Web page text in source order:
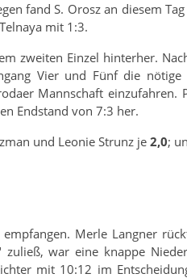
fand S. Orosz an diesem
mit 1:3.
zweiten Einzel hinterher.
Vier und Fünf die
Mannschaft einzufahren.
Endstand von 7:3 her.
und Leonie Strunz je 2,0;
Merle Langner
war eine knappe
mit 10:12 im